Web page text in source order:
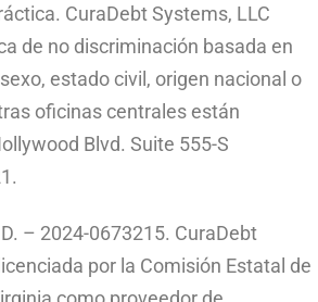
CuraDebt Systems, LLC
de no discriminación basada en
estado civil, origen nacional o
oficinas centrales están
Blvd. Suite 555-S
– 2024-0673215. CuraDebt
por la Comisión Estatal de